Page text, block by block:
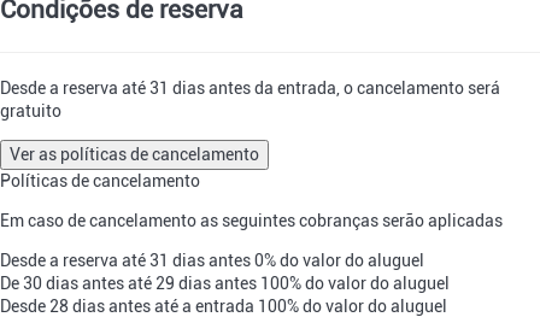
Condições de reserva
Desde a reserva até 31 dias antes da entrada, o cancelamento será
gratuito
Ver as políticas de cancelamento
Políticas de cancelamento
Em caso de cancelamento as seguintes cobranças serão aplicadas
Desde a reserva até 31 dias antes0% do valor do aluguel
De 30 dias antes até 29 dias antes 100% do valor do aluguel
Desde 28 dias antes até a entrada 100% do valor do aluguel